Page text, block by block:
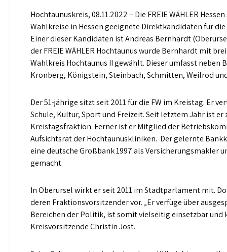
Hochtaunuskreis, 08.11.2022 – Die FREIE WÄHLER
Wahlkreise in Hessen geeignete Direktkandidaten für
Einer dieser Kandidaten ist Andreas Bernhardt
der FREIE WÄHLER Hochtaunus wurde Bernhardt mit
Wahlkreis Hochtaunus II gewählt. Dieser umfasst
Kronberg, Königstein, Steinbach, Schmitten, Weilrod
Der 51-jährige sitzt seit 2011 für die FW im Kreistag. Er
Schule, Kultur, Sport und Freizeit. Seit letztem Jahr ist
Kreistagsfraktion. Ferner ist er Mitglied der
Aufsichtsrat der Hochtaunuskliniken. Der gelernte
eine deutsche Großbank 1997 als
gemacht.
In Oberursel wirkt er seit 2011 im Stadtparlament mit.
deren Fraktionsvorsitzender vor. „Er verfüge über
Bereichen der Politik, ist somit vielseitig einsetzbar und
Kreisvorsitzende Christin Jost.